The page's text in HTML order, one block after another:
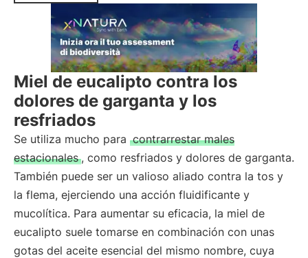
Miel de eucalipto contra los
dolores de garganta y los
resfriados
Se utiliza mucho para contrarrestar males
estacionales , como resfriados y dolores de garganta.
También puede ser un valioso aliado contra la tos y
la flema, ejerciendo una acción fluidificante y
mucolítica. Para aumentar su eficacia, la miel de
eucalipto suele tomarse en combinación con unas
gotas del aceite esencial del mismo nombre, cuya